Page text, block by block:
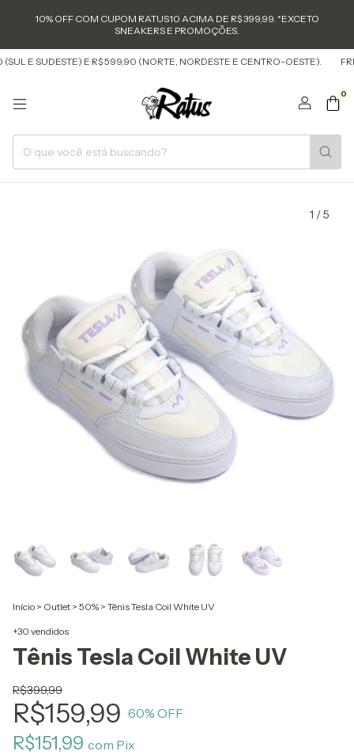
10% OFF COM CUPOM RATUS10 ACIMA DE R$ 399,99. *EXCETO
SNEAKERS E PROMOÇÕES.
E SUDESTE) E R$ 599,90 (NORTE, NORDESTE E CENTRO-OESTE).
0
1 /5
Início > Outlet > 50% > Tênis Tesla Coil White UV
+30 vendidos
Tênis Tesla Coil White UV
R$399,99
R$159,99 60% OFF
R$151,99 com Pix